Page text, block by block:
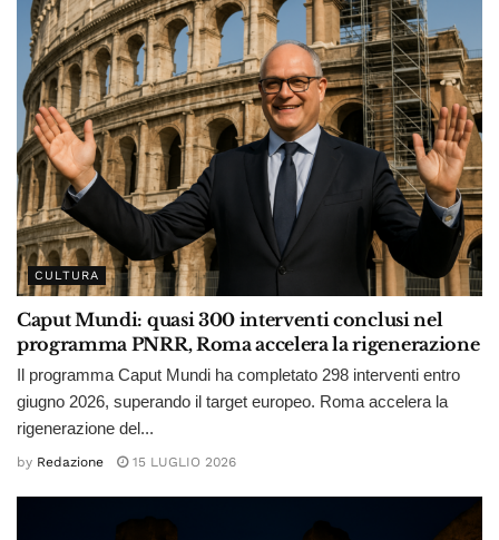
CULTURA
Caput Mundi: quasi 300 interventi conclusi nel
programma PNRR, Roma accelera la rigenerazione
Il programma Caput Mundi ha completato 298 interventi entro
giugno 2026, superando il target europeo. Roma accelera la
rigenerazione del...
by Redazione 15 LUGLIO 2026